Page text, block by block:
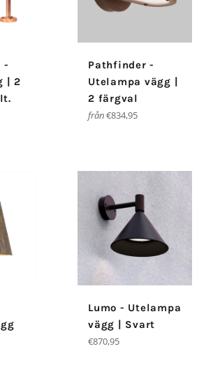
-
| 2
Pathfinder -
Utelampa vägg |
2 färgval
från€834,95
Lumo - Utelampa
vägg | Svart
Ordinarie
€870,95